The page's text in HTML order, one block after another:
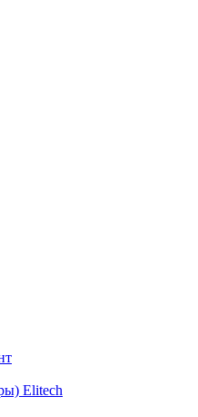
Elitech